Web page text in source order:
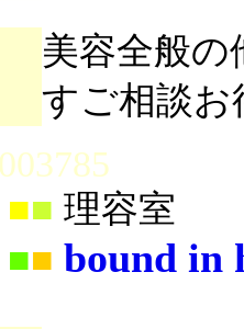
美容全般の
すご相談
■ 理容室
■■ bound in